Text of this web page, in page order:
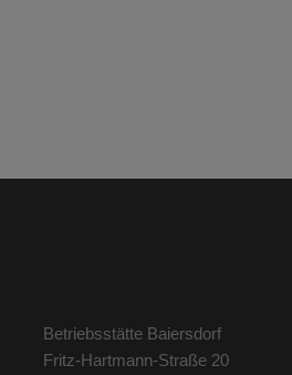
Betriebsstätte Baiersdorf
Fritz-Hartmann-Straße 20